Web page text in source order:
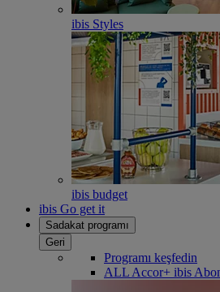
ibis Styles
ibis budget
ibis Go get it
Sadakat programı
Geri
Programı keşfedin
ALL Accor+ ibis